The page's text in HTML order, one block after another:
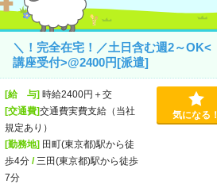
＼！完全在宅！／土日含む週2～OK<
講座受付>@2400円[派遣]
[給 与]時給2400円＋交
[交通費]交通費実費支給（当社
規定あり）
[勤務地]田町(東京都)駅から徒
歩4分/ 三田(東京都)駅から徒歩
7分
気になる！